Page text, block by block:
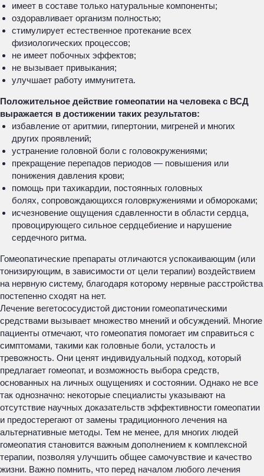
имеет в составе только натуральные компоненты;
оздоравливает организм полностью;
стимулирует естественное протекание всех
физиологических процессов;
не имеет побочных эффектов;
не вызывает привыкания;
улучшает работу иммунитета.
Положительное действие гомеопатии на человека с ВСД
выражается в достижении таких результатов:
избавление от аритмии, гипертонии, мигреней и многих
других проявлений;
устранение головной боли с головокружениями;
прекращение перепадов периодов — повышения или
понижения давления крови;
помощь при тахикардии, постоянных головных
болях, сопровождающихся головркужениями и обмороками;
исчезновение ощущения сдавленности в области сердца,
провоцирующего сильное сердцебиение и нарушение
сердечного ритма.
Гомеопатические препараты отличаются успокаивающим (или
тонизирующим, в зависимости от цели терапии) воздействием
на нервную систему, благодаря которому нервные расстройства
постепенно сходят на нет.
Лечение вегетососудистой дистонии гомеопатическими
средствами вызывает множество мнений и обсуждений. Многие
пациенты отмечают, что гомеопатия помогает им справиться с
симптомами, такими как головные боли, усталость и
тревожность. Они ценят индивидуальный подход, который
предлагает гомеопат, и возможность выбора средств,
основанных на личных ощущениях и состоянии. Однако не все
так однозначно: некоторые специалисты указывают на
отсутствие научных доказательств эффективности гомеопатии
и предостерегают от замены традиционного лечения на
альтернативные методы. Тем не менее, для многих людей
гомеопатия становится важным дополнением к комплексной
терапии, позволяя улучшить общее самочувствие и качество
жизни. Важно помнить, что перед началом любого лечения